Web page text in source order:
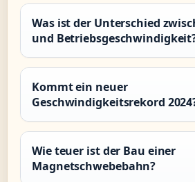
Was ist der Unterschied
und
Kommt ein neuer
Geschwindigkeitsrekord
Wie teuer ist der Bau einer
Magnetschwebebahn?